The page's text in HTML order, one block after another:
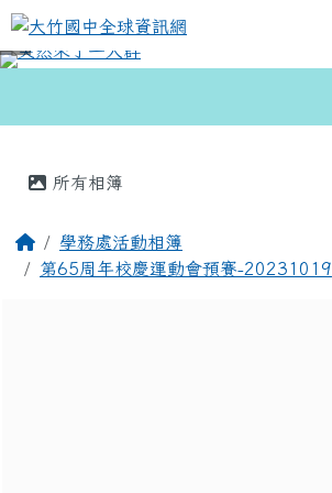
跳至主內容區
大竹國中全球資訊網
所有相簿
回首頁學務處活動相簿
第65周年校慶運動會預賽-20231019